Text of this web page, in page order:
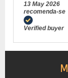
13 May 2026
recomenda-se
Verified buyer